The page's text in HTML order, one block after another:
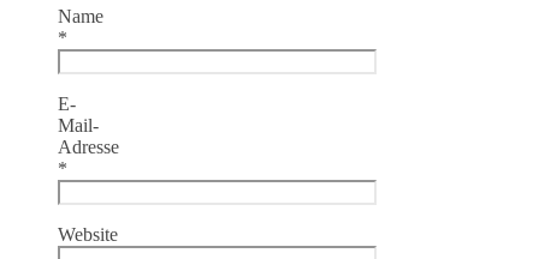
Name
*
E-
Mail-
Adresse
*
Website